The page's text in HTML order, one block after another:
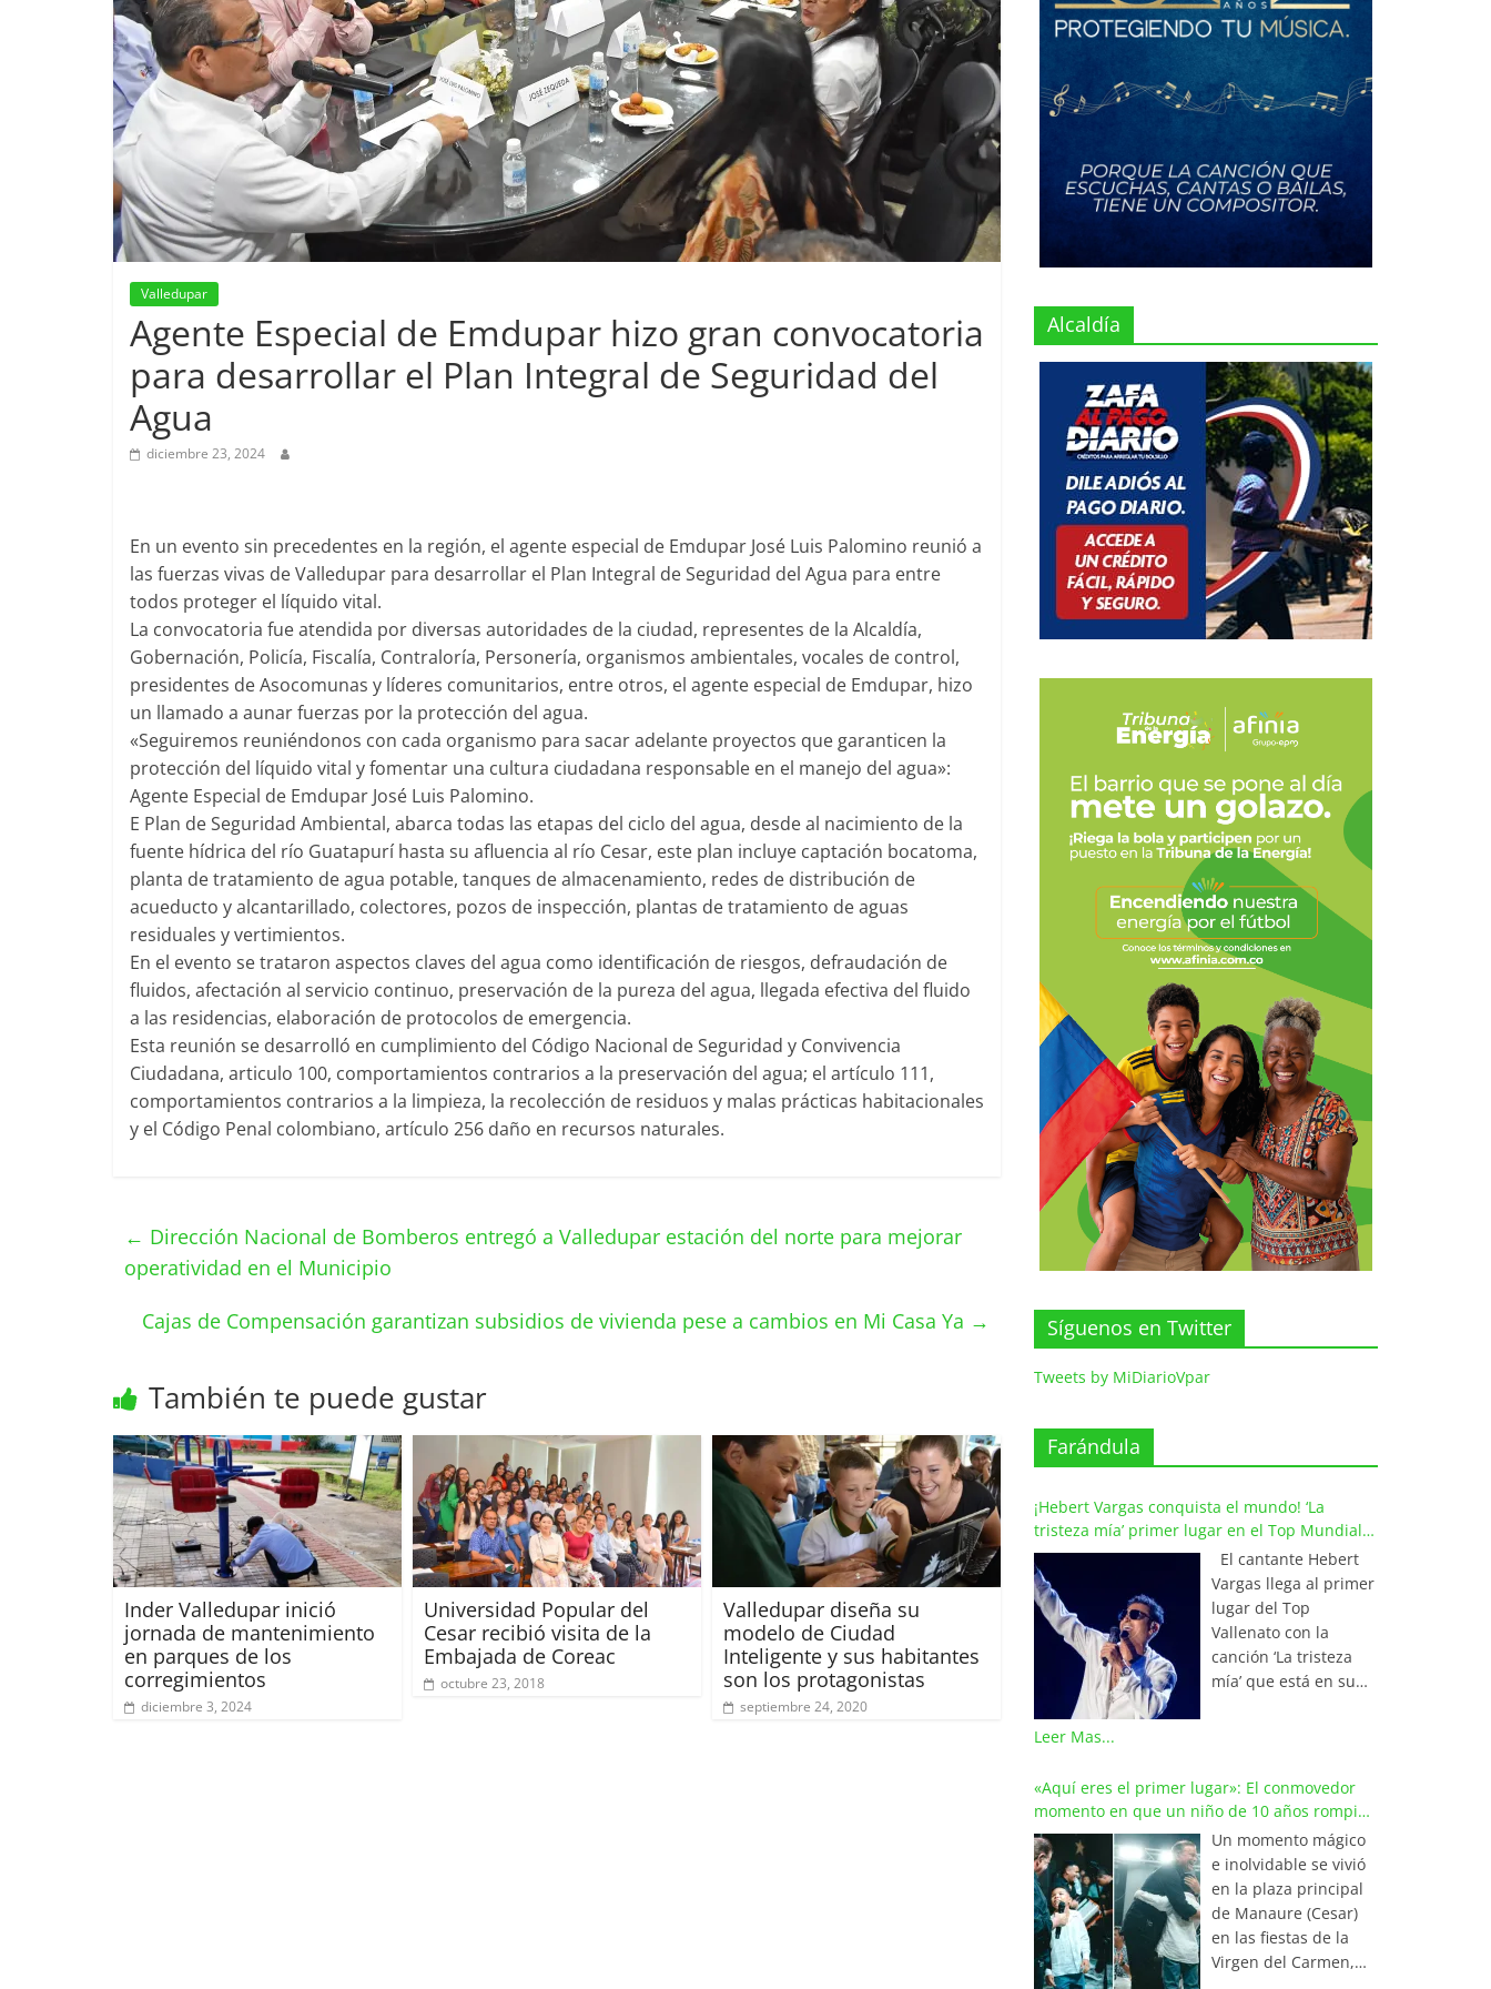
Valledupar
Agente Especial de Emdupar hizo gran convocatoria
para desarrollar el Plan Integral de Seguridad del
Agua
diciembre 23, 2024
En un evento sin precedentes en la región, el agente especial de Emdupar José Luis Palomino reunió a
las fuerzas vivas de Valledupar para desarrollar el Plan Integral de Seguridad del Agua para entre
todos proteger el líquido vital.
La convocatoria fue atendida por diversas autoridades de la ciudad, representes de la Alcaldía,
Gobernación, Policía, Fiscalía, Contraloría, Personería, organismos ambientales, vocales de control,
presidentes de Asocomunas y líderes comunitarios, entre otros, el agente especial de Emdupar, hizo
un llamado a aunar fuerzas por la protección del agua.
«Seguiremos reuniéndonos con cada organismo para sacar adelante proyectos que garanticen la
protección del líquido vital y fomentar una cultura ciudadana responsable en el manejo del agua»:
Agente Especial de Emdupar José Luis Palomino.
E Plan de Seguridad Ambiental, abarca todas las etapas del ciclo del agua, desde al nacimiento de la
fuente hídrica del río Guatapurí hasta su afluencia al río Cesar, este plan incluye captación bocatoma,
planta de tratamiento de agua potable, tanques de almacenamiento, redes de distribución de
acueducto y alcantarillado, colectores, pozos de inspección, plantas de tratamiento de aguas
residuales y vertimientos.
En el evento se trataron aspectos claves del agua como identificación de riesgos, defraudación de
fluidos, afectación al servicio continuo, preservación de la pureza del agua, llegada efectiva del fluido
a las residencias, elaboración de protocolos de emergencia.
Esta reunión se desarrolló en cumplimiento del Código Nacional de Seguridad y Convivencia
Ciudadana, articulo 100, comportamientos contrarios a la preservación del agua; el artículo 111,
comportamientos contrarios a la limpieza, la recolección de residuos y malas prácticas habitacionales
y el Código Penal colombiano, artículo 256 daño en recursos naturales.
← Dirección Nacional de Bomberos entregó a Valledupar estación del norte para mejorar
operatividad en el Municipio
Cajas de Compensación garantizan subsidios de vivienda pese a cambios en Mi Casa Ya →
También te puede gustar
Inder Valledupar inició
jornada de mantenimiento
en parques de los
corregimientos
diciembre 3, 2024
Universidad Popular del
Cesar recibió visita de la
Embajada de Coreac
octubre 23, 2018
Valledupar diseña su
modelo de Ciudad
Inteligente y sus habitantes
son los protagonistas
septiembre 24, 2020
Alcaldía
Síguenos en Twitter
Tweets by MiDiarioVpar
Farándula
¡Hebert Vargas conquista el mundo! ‘La
tristeza mía’ primer lugar en el Top Mundial
del Vallenato
El cantante Hebert
Vargas llega al primer
lugar del Top
Vallenato con la
canción ‘La tristeza
mía’ que está en su
de los listados
musicales en
Colombia y países de
América y Europa.
Esta emotiva
composición del
maestro Wilfran
Castillo se posicionó
en el primer lugar de
Leer Mas...
«Aquí eres el primer lugar»: El conmovedor
momento en que un niño de 10 años rompió
en llanto al cantar con Iván Villazón
Un momento mágico
e inolvidable se vivió
en la plaza principal
de Manaure (Cesar)
en las fiestas de la
Virgen del Carmen,